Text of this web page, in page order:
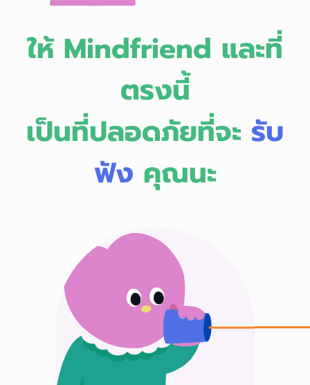
ให้ Mindfriend และที่
ตรงนี้
เป็นที่ปลอดภัยที่จะ รับ
ฟัง คุณนะ